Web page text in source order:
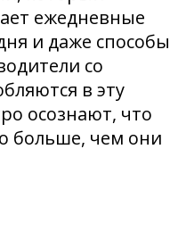
ежедневные
и даже способы
со
в эту
осознают, что
больше, чем они